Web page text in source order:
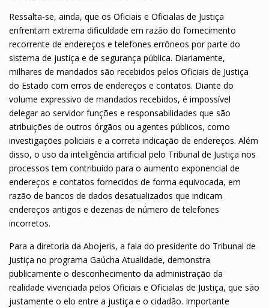
Ressalta-se, ainda, que os Oficiais e Oficialas de Justiça
enfrentam extrema dificuldade em razão do fornecimento
recorrente de endereços e telefones errôneos por parte do
sistema de justiça e de segurança pública. Diariamente,
milhares de mandados são recebidos pelos Oficiais de Justiça
do Estado com erros de endereços e contatos. Diante do
volume expressivo de mandados recebidos, é impossível
delegar ao servidor funções e responsabilidades que são
atribuições de outros órgãos ou agentes públicos, como
investigações policiais e a correta indicação de endereços. Além
disso, o uso da inteligência artificial pelo Tribunal de Justiça nos
processos tem contribuído para o aumento exponencial de
endereços e contatos fornecidos de forma equivocada, em
razão de bancos de dados desatualizados que indicam
endereços antigos e dezenas de número de telefones
incorretos.
Para a diretoria da Abojeris, a fala do presidente do Tribunal de
Justiça no programa Gaúcha Atualidade, demonstra
publicamente o desconhecimento da administração da
realidade vivenciada pelos Oficiais e Oficialas de Justiça, que são
justamente o elo entre a justiça e o cidadão. Importante